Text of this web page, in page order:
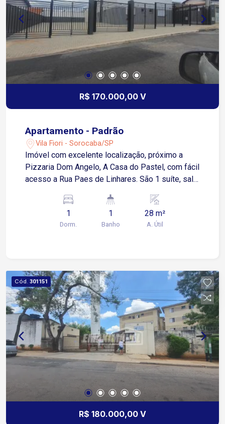
R$ 170.000,00 V
Apartamento - Padrão
Vila Fiori - Sorocaba/SP
Imóvel com excelente localização, próximo a
Pizzaria Dom Angelo, A Casa do Pastel, com fácil
acesso a Rua Paes de Linhares. São 1 suíte, sala
descoberta para 1 carro. Será instalado box
blindex e armários na cozinha.
1
Dorm.
1
Banho
28 m²
A. Útil
Cód. 301151
R$ 180.000,00 V